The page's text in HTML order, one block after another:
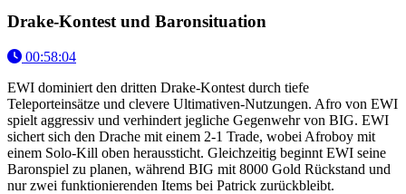
Drake-Kontest und Baronsituation
00:58:04
EWI dominiert den dritten Drake-Kontest durch tiefe
Teleporteinsätze und clevere Ultimativen-Nutzungen. Afro von EWI
spielt aggressiv und verhindert jegliche Gegenwehr von BIG. EWI
sichert sich den Drache mit einem 2-1 Trade, wobei Afroboy mit
einem Solo-Kill oben heraussticht. Gleichzeitig beginnt EWI seine
Baronspiel zu planen, während BIG mit 8000 Gold Rückstand und
nur zwei funktionierenden Items bei Patrick zurückbleibt.